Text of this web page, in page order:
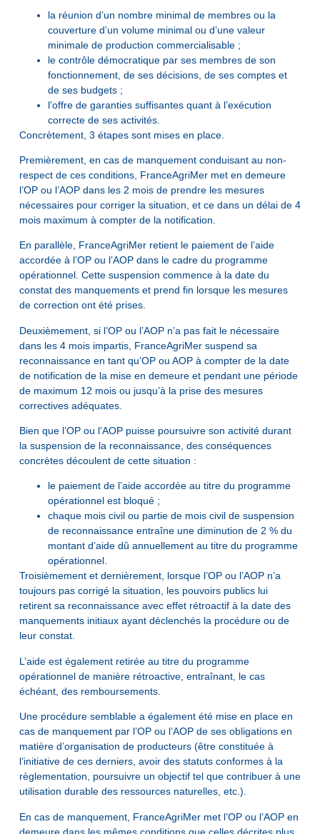
la réunion d’un nombre minimal de membres ou la
couverture d’un volume minimal ou d’une valeur
minimale de production commercialisable ;
le contrôle démocratique par ses membres de son
fonctionnement, de ses décisions, de ses comptes et
de ses budgets ;
l’offre de garanties suffisantes quant à l’exécution
correcte de ses activités.
Concrètement, 3 étapes sont mises en place.
Premièrement, en cas de manquement conduisant au non-
respect de ces conditions, FranceAgriMer met en demeure
l’OP ou l’AOP dans les 2 mois de prendre les mesures
nécessaires pour corriger la situation, et ce dans un délai de 4
mois maximum à compter de la notification.
En parallèle, FranceAgriMer retient le paiement de l’aide
accordée à l’OP ou l’AOP dans le cadre du programme
opérationnel. Cette suspension commence à la date du
constat des manquements et prend fin lorsque les mesures
de correction ont été prises.
Deuxièmement, si l’OP ou l’AOP n’a pas fait le nécessaire
dans les 4 mois impartis, FranceAgriMer suspend sa
reconnaissance en tant qu’OP ou AOP à compter de la date
de notification de la mise en demeure et pendant une période
de maximum 12 mois ou jusqu’à la prise des mesures
correctives adéquates.
Bien que l’OP ou l’AOP puisse poursuivre son activité durant
la suspension de la reconnaissance, des conséquences
concrètes découlent de cette situation :
le paiement de l’aide accordée au titre du programme
opérationnel est bloqué ;
chaque mois civil ou partie de mois civil de suspension
de reconnaissance entraîne une diminution de 2 % du
montant d’aide dû annuellement au titre du programme
opérationnel.
Troisièmement et dernièrement, lorsque l’OP ou l’AOP n’a
toujours pas corrigé la situation, les pouvoirs publics lui
retirent sa reconnaissance avec effet rétroactif à la date des
manquements initiaux ayant déclenchés la procédure ou de
leur constat.
L’aide est également retirée au titre du programme
opérationnel de manière rétroactive, entraînant, le cas
échéant, des remboursements.
Une procédure semblable a également été mise en place en
cas de manquement par l’OP ou l’AOP de ses obligations en
matière d’organisation de producteurs (être constituée à
l’initiative de ces derniers, avoir des statuts conformes à la
règlementation, poursuivre un objectif tel que contribuer à une
utilisation durable des ressources naturelles, etc.).
En cas de manquement, FranceAgriMer met l’OP ou l’AOP en
demeure dans les mêmes conditions que celles décrites plus